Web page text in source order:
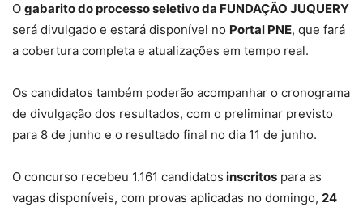
O gabarito do processo seletivo da FUNDAÇÃO JUQUERY
será divulgado e estará disponível no Portal PNE, que fará
a cobertura completa e atualizações em tempo real.
Os candidatos também poderão acompanhar o cronograma
de divulgação dos resultados, com o preliminar previsto
para 8 de junho e o resultado final no dia 11 de junho.
O concurso recebeu 1.161 candidatos inscritos para as
vagas disponíveis, com provas aplicadas no domingo, 24